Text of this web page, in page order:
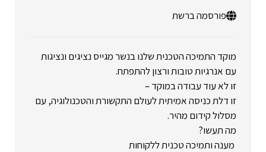
פורסמה ברשת
מוקד התמיכה הטכנית שלנו בנשר מגייס נציגים ונציגות
עם אנרגיות טובות ורצון להתפתח.
זו לא עוד עבודה במוקד –
זו דלת כניסה אמיתית לעולם התקשורת והטכנולוגיה, עם
מסלול קידום מהיר.
מה תעשו?
מענה ותמיכה טכנית ללקוחות